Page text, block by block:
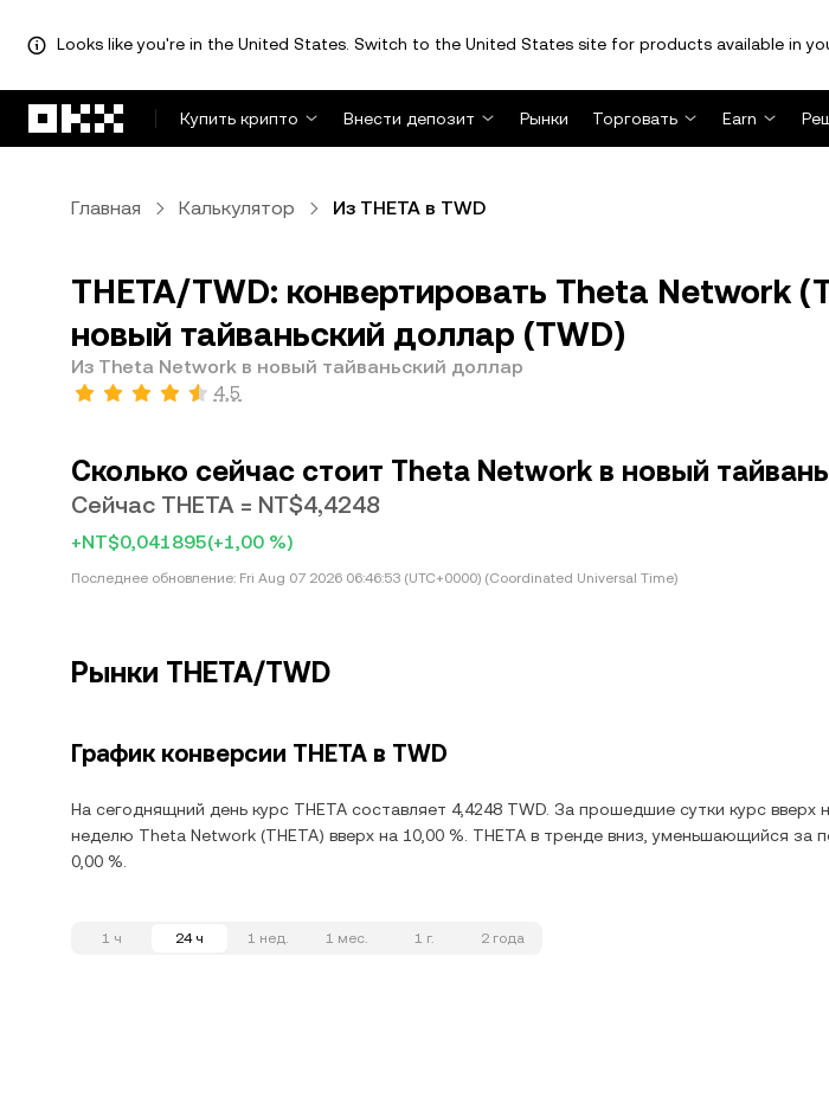
Looks like you're in the United States. Switch to the United States site for products available in
Купить крипто
Внести депозит Рынки Торговать Earn
Главная Калькулятор Из THETA в TWD
THETA/TWD: конвертировать Theta Network
новый тайваньский доллар (TWD)
Из Theta Network в новый тайваньский доллар
4,5
Сколько сейчас стоит Theta Network в новый
Сейчас THETA = NT$4,4248
+NT$0,041895(+1,00 %)
Последнее обновление: Fri Aug 07 2026 06:46:53 (UTC+0000) (Coordinated Universal Time)
Рынки THETA/TWD
График конверсии THETA в TWD
На сегоднящний день курс THETA составляет 4,4248 TWD. За прошедшие сутки курс вверх
неделю Theta Network (THETA) вверх на 10,00 %. THETA в тренде вниз, уменьшающийся за
0,00 %.
1 ч 24 ч 1 нед. 1 мес. 1 г. 2 года